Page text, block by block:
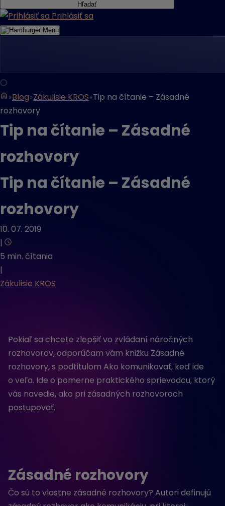
Hľadať
Prihlásiť sa
Menu
Blog Zákulisie KROS Tip na čítanie – Zásadné
rozhovory
Tip na čítanie – Zásadné
rozhovory
Tip na čítanie – Zásadné
rozhovory
10. 07. 2019
|
5 min. čítania
|
Zákulisie KROS
Pokiaľ sa chcete zlepšiť vo zvládaní náročných
rozhovorov, odporúčam vám knižku Zásadné
rozhovory, s podtitulom Ako komunikovať, keď ide
o veľa. Ide o pomerne praktického sprievodcu, ktorý
vás navedie, ako pri zásadných rozhovoroch
postupovať.
Zásadné rozhovory
Čo sú to vlastne zásadné rozhovory? Autori definujú